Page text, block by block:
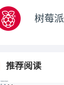
树莓派
推荐阅读